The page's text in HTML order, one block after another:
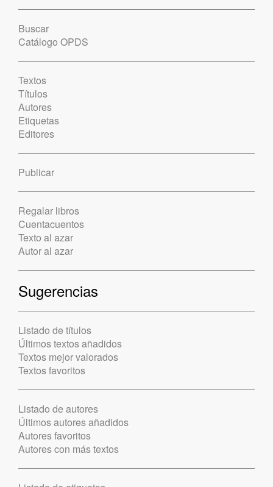
Buscar
Catálogo OPDS
Textos
Títulos
Autores
Etiquetas
Editores
Publicar
Regalar libros
Cuentacuentos
Texto al azar
Autor al azar
Sugerencias
Listado de títulos
Últimos textos añadidos
Textos mejor valorados
Textos favoritos
Listado de autores
Últimos autores añadidos
Autores favoritos
Autores con más textos